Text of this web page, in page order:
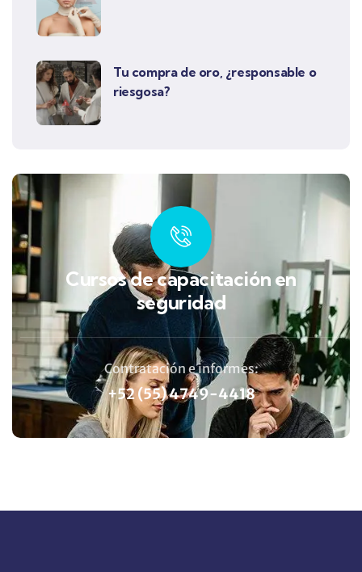
Tu compra de oro, ¿responsable o
riesgosa?
Cursos de capacitación en
seguridad
Contratación e informes:
+52 (55) 4749-4418